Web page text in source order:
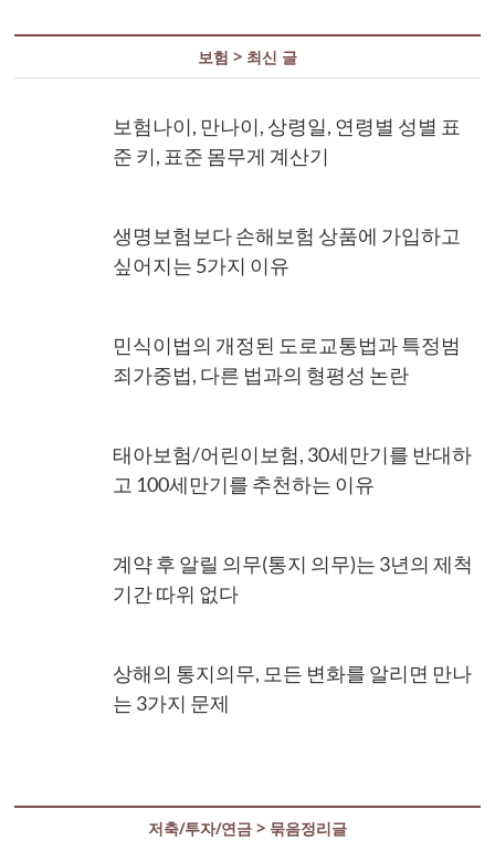
보험 > 최신 글
보험나이, 만나이, 상령일, 연령별 성별 표
준 키, 표준 몸무게 계산기
생명보험보다 손해보험 상품에 가입하고
싶어지는 5가지 이유
민식이법의 개정된 도로교통법과 특정범
죄가중법, 다른 법과의 형평성 논란
태아보험/어린이보험, 30세만기를 반대하
고 100세만기를 추천하는 이유
계약 후 알릴 의무(통지 의무)는 3년의 제척
기간 따위 없다
상해의 통지의무, 모든 변화를 알리면 만나
는 3가지 문제
저축/투자/연금 > 묶음정리글